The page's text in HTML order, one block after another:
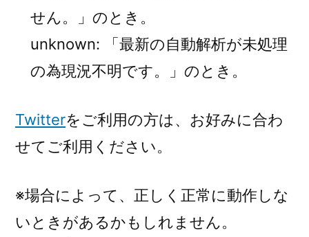
せん。」のとき。
unknown: 「最新の自動解析が未処理
の為現況不明です。」のとき。
Twitterをご利用の方は、お好みに合わ
せてご利用ください。
※場合によって、正しく正常に動作しな
いときがあるかもしれません。